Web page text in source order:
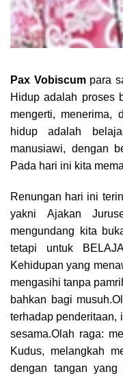
Pax Vobiscumpara
Hidup adalah proses
mengerti, menerima,
hidup adalah
manusiawi, dengan
Pada hari ini kita
Renungan hari ini
yakni Ajakan
mengundang kita
tetapi untuk
Kehidupan yang
mengasihi tanpa
bahkan bagi
terhadap penderitaan,
sesama.Olah raga:
Kudus, melangkah
dengan tangan yang